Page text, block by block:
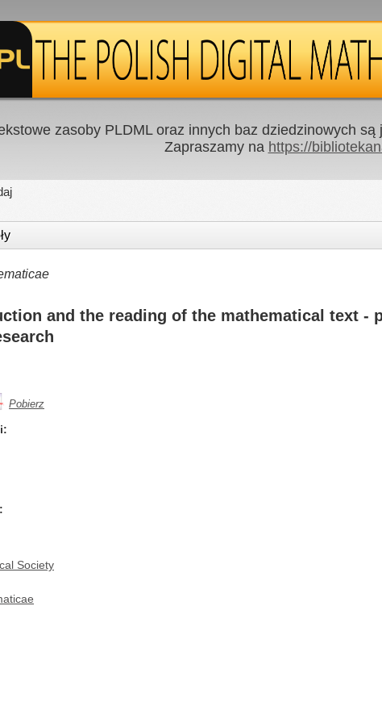
zasoby PLDML oraz innych baz dziedzinowych
Zapraszamy na https://
and the reading of the mathematical text -
Pobierz
Society